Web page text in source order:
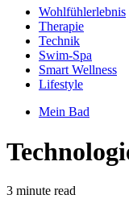
Wohlfühlerlebnis
Therapie
Technik
Swim-Spa
Smart Wellness
Lifestyle
Mein Bad
3 minute read